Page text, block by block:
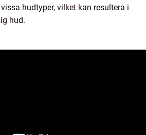
hudtyper, vilket kan resultera i
hud.